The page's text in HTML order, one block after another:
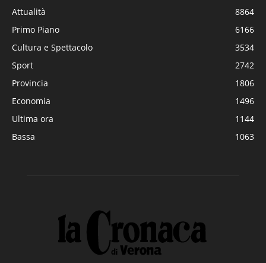
Attualità
8864
Primo Piano
6166
Cultura e Spettacolo
3534
Sport
2742
Provincia
1806
Economia
1496
Ultima ora
1144
Bassa
1063